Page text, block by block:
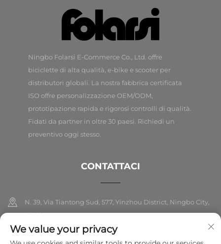
Ningbo Folarsi E-Commerce Co., Ltd. offre
biciclette di alta qualità, e-bike e scooter per
distributori globali. La nostra fabbrica certificata
ISO offre personalizzazione OEM/ODM,
prototipazione rapida e rigorosi controlli di qualità.
Fidati da partner in oltre 30 paesi. Richiedi un
preventivo oggi stesso.
CONTATTACI
N. 39, Via Tiantong Sud, 577, Yinzhou District, Ningbo City,
Zhejiang
+86-18989326021
We value your privacy